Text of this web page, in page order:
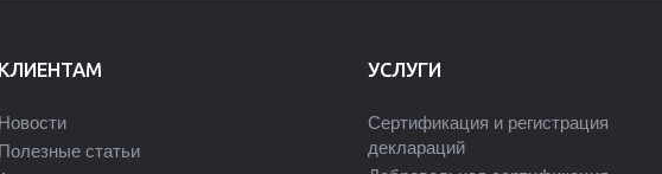
КЛИЕНТАМ
Новости
Полезные статьи
УСЛУГИ
Сертификация и регистрация
деклараций